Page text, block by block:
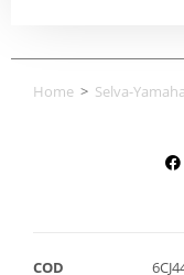
Home > Selva-Yamaha
COD